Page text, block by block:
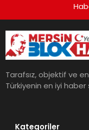
Tarafsız, objektif ve
Türkiyenin en iyi haber
Kategoriler